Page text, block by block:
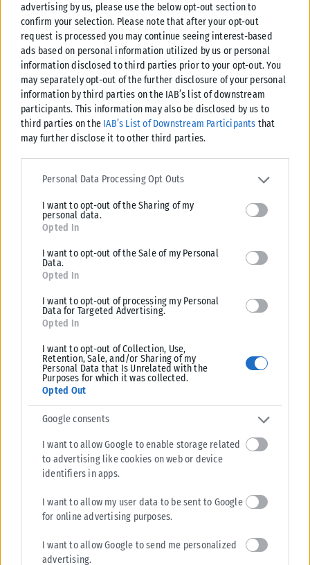
advertising by us, please use the below opt-out section to
confirm your selection. Please note that after your opt-out
request is processed you may continue seeing interest-based
ads based on personal information utilized by us or personal
information disclosed to third parties prior to your opt-out. You
may separately opt-out of the further disclosure of your personal
information by third parties on the IAB’s list of downstream
participants. This information may also be disclosed by us to
third parties on the IAB’s List of Downstream Participants that
may further disclose it to other third parties.
Please note that this website/app uses one or more Google
services and may gather and store information including but not
deny consent to Google and its third-party tags to use your data
for below specified purposes in below Google consent section.
Personal Data Processing Opt Outs
I want to opt-out of the Sharing of my
personal data.
Opted In
I want to opt-out of the Sale of my Personal
Data.
Opted In
I want to opt-out of processing my Personal
Data for Targeted Advertising.
Opted In
I want to opt-out of Collection, Use,
Retention, Sale, and/or Sharing of my
Personal Data that Is Unrelated with the
Purposes for which it was collected.
Opted Out
Google consents
I want to allow Google to enable storage related
to advertising like cookies on web or device
identifiers in apps.
I want to allow my user data to be sent to Google
for online advertising purposes.
I want to allow Google to send me personalized
advertising.
τόσο εμάς όσο και τα μπροστινά αυτοκίνητα, κάνοντας ζιγκ-
ζαγκ.
Μάλιστα, είχα πει και στον σύζυγό μου εκείνη τη στιγμή να
κάνουμε στην άκρη και να κόψουμε ταχύτητα, γιατί κάποιος
έτρεχε πάρα πολύ. Μας προσπερνάει, συνεχίζει να αυξάνει την
ταχύτητα, γιατί ακούγαμε την εξάτμιση πάρα πολύ, ενώ είχε
ήδη απομακρυνθεί αρκετά χιλιόμετρα.
όπως τρέχει, θα σκοτώσει κάποιον”. Και λίγες ώρες μετά
μάθαμε ότι το συγκεκριμένο αυτοκίνητο, που ταίριαζε και στην
περιγραφή του αυτοκινήτου που είχαμε δει, ήταν εκείνο που
η γυναίκα.
Σχετικά Άρθρα